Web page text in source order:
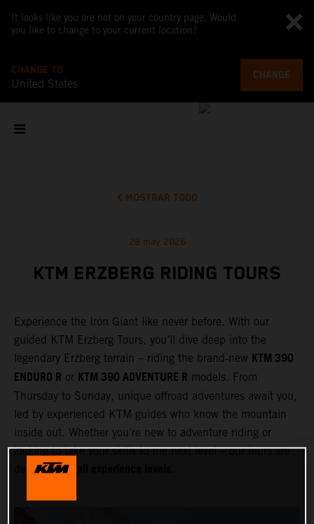
It looks like you are not on your country page. Would
you like to change to your current location?
CHANGE TO
United States
CHANGE
MOSTRAR TODO
28 may 2026
KTM ERZBERG RIDING TOURS
Experience the Iron Giant like never before. With our
guided KTM Erzberg Tours, you’ll dive deep into the
legendary Erzberg terrain – riding the brand‑new KTM 390
ENDURO R or KTM 390 ADVENTURE R models. From
Thursday to Sunday, unique offroad adventures await you,
led by experienced KTM guides who know the mountain
inside out. Whether you're new to adventure riding or
looking to take your skills to the next level – our tours are
designed for